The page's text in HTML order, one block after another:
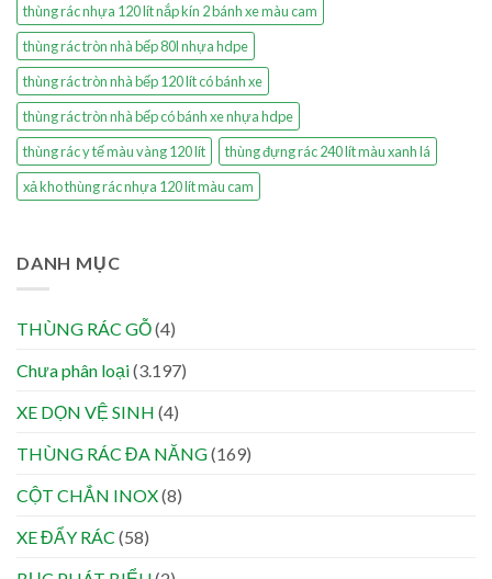
thùng rác nhựa 120 lít nắp kín 2 bánh xe màu cam
thùng rác tròn nhà bếp 80l nhựa hdpe
thùng rác tròn nhà bếp 120 lít có bánh xe
thùng rác tròn nhà bếp có bánh xe nhựa hdpe
thùng rác y tế màu vàng 120 lít
thùng đựng rác 240 lít màu xanh lá
xả kho thùng rác nhựa 120 lít màu cam
DANH MỤC
THÙNG RÁC GỖ(4)
Chưa phân loại(3.197)
XE DỌN VỆ SINH (4)
THÙNG RÁC ĐA NĂNG(169)
CỘT CHẮN INOX(8)
XE ĐẨY RÁC (58)